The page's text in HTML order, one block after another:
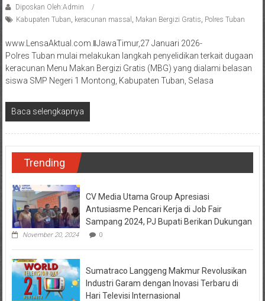
Diposkan Oleh:Admin
Kabupaten Tuban keracunan massal Makan Bergizi Gratis Polres Tuban
www.LensaAktual.com.ǁJawaTimur,27 Januari 2026-
Polres Tuban mulai melakukan langkah penyelidikan terkait dugaan
keracunan Menu Makan Bergizi Gratis (MBG) yang dialami belasan
siswa SMP Negeri 1 Montong, Kabupaten Tuban, Selasa
Baca selengkapnya
Trending
CV Media Utama Group Apresiasi
Antusiasme Pencari Kerja di Job Fair
Sampang 2024, PJ Bupati Berikan Dukungan
November 20, 2024 0
Sumatraco Langgeng Makmur Revolusikan
Industri Garam dengan Inovasi Terbaru di
Hari Televisi Internasional